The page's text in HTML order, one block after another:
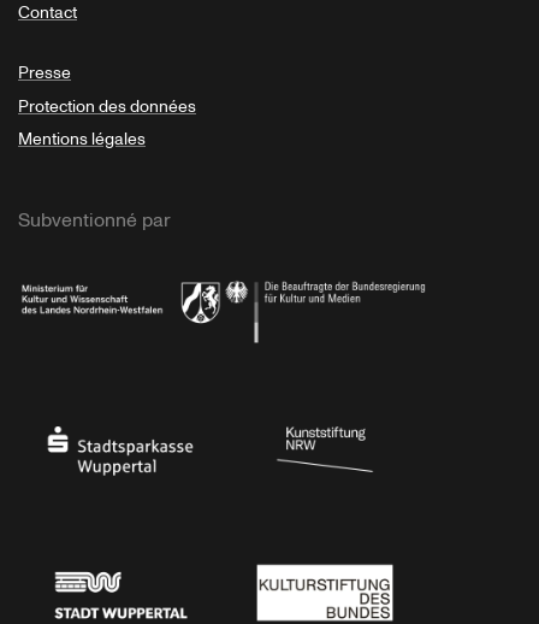
Contact
Presse
Protection des données
Mentions légales
Subventionné par